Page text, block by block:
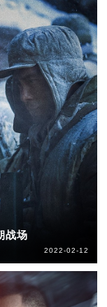
战场
2022-02-12